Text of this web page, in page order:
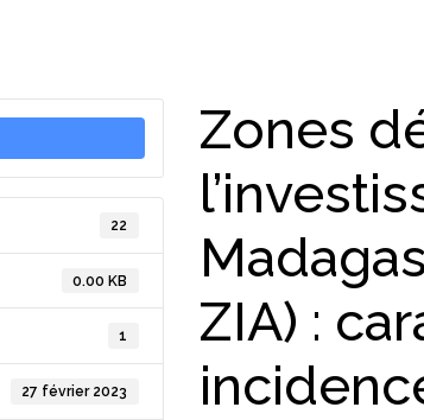
22
0.00 KB
1
27 février 2023
Zones
ZIA) :